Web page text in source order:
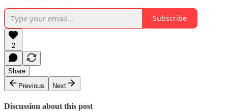
Subscribe
2
Share
Previous
Next
Discussion about this post